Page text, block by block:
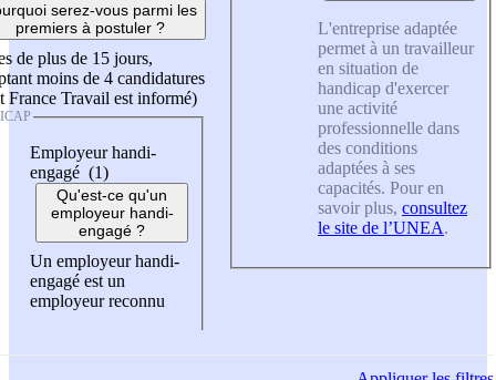
serez-vous parmi les
premiers à postuler ?
de plus de 15 jours,
moins de 4 candidatures
France Travail est informé)
Employeur handi-
engagé (1)
Qu'est-ce qu'un
employeur handi-
engagé ?
Un employeur handi-
engagé est un
employeur reconnu
L'entreprise adaptée
permet à un travailleur
en situation de
handicap d'exercer
une activité
professionnelle dans
des conditions
adaptées à ses
capacités. Pour en
savoir plus, consultez
le site de l’UNEA.